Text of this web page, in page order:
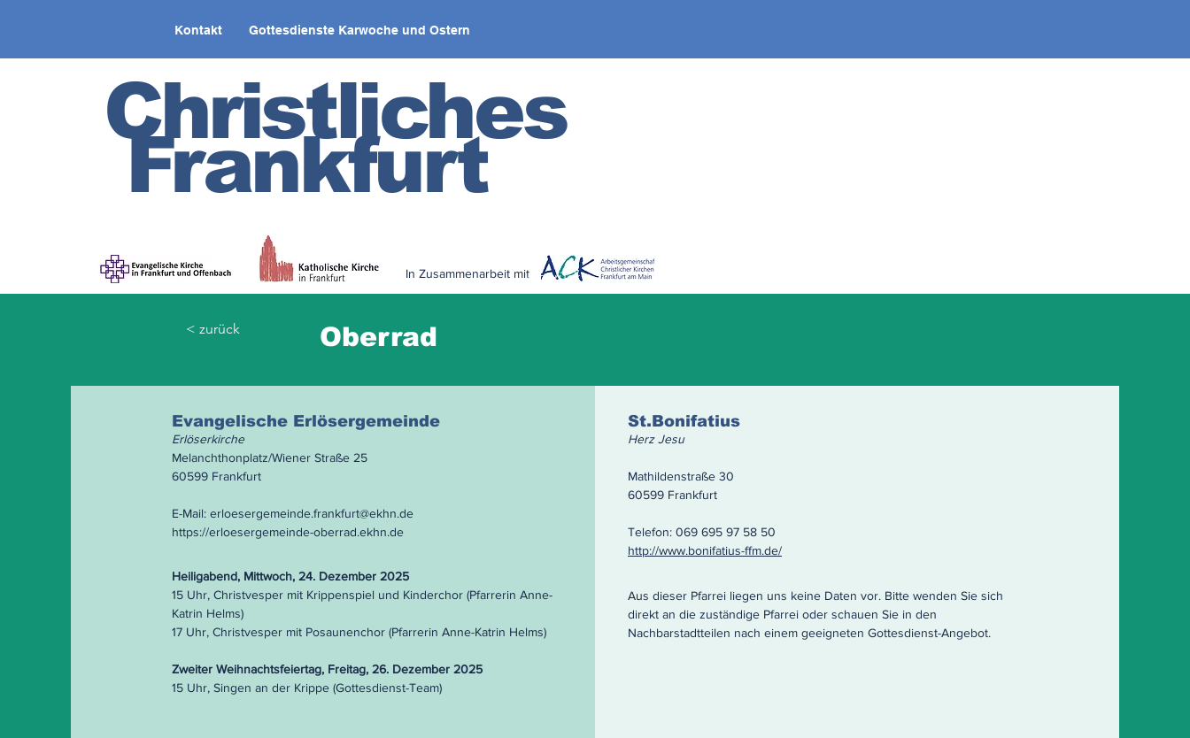
Kontakt Gottesdienste Karwoche und Ostern
Christliches
Frankfurt
In Zusammenarbeit mit< zurück
< zurück Oberrad
Evangelische Erlösergemeinde
Erlöserkirche
Melanchthonplatz/Wiener Straße 25
60599 Frankfurt
E-Mail: erloesergemeinde.frankfurt@ekhn.de
https://erloesergemeinde-oberrad.ekhn.de
Heiligabend, Mittwoch, 24. Dezember 2025
15 Uhr, Christvesper mit Krippenspiel und Kinderchor (Pfarrerin Anne-
Katrin Helms)
17 Uhr, Christvesper mit Posaunenchor (Pfarrerin Anne-Katrin Helms)
Zweiter Weihnachtsfeiertag, Freitag, 26. Dezember 2025
15 Uhr, Singen an der Krippe (Gottesdienst-Team)
St.Bonifatius
Herz Jesu
Mathildenstraße 30
60599 Frankfurt
Telefon: 069 695 97 58 50
http://www.bonifatius-ffm.de/
Aus dieser Pfarrei liegen uns keine Daten vor. Bitte wenden Sie sich
direkt an die zuständige Pfarrei oder schauen Sie in den
Nachbarstadtteilen nach einem geeigneten Gottesdienst-Angebot.